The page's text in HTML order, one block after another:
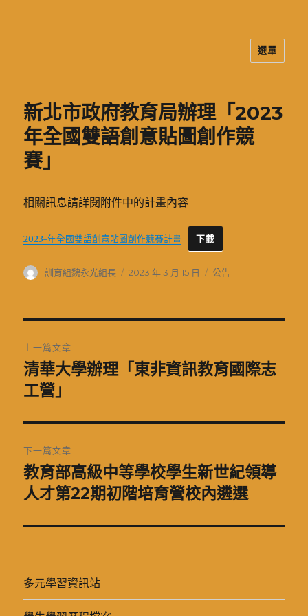
選單
新北市政府教育局辦理「2023
年全國雙語創意貼圖創作競
賽」
相關訊息請詳閱附件中的計畫內容
2023-年全國雙語創意貼圖創作競賽計畫 下載
作
訓育組魏永光組長
發
2023 年 3 月 15 日
分
公告
章
導
覽
上一篇文章
上
一
文
章:
清華大學辦理「東非資訊教育國際志
工營」
下一篇文章
下
一
文
教育部高級中等學校學生新世紀領導
人才第22期初階培育營校內遴選
多元學習資訊站